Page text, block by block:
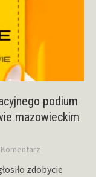
podium
mazowieckim
Komentarz
zdobycie